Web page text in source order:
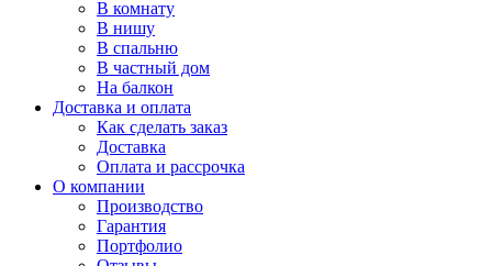
В комнату
В нишу
В спальню
В частный дом
На балкон
Доставка и оплата
Как сделать заказ
Доставка
Оплата и рассрочка
О компании
Производство
Гарантия
Портфолио